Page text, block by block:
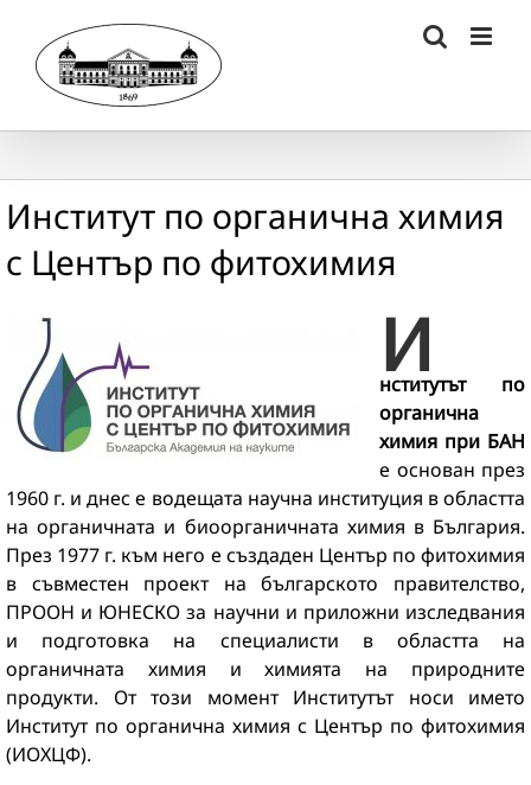
content
Институт по органична химия
с Център по фитохимия
И
нститутът по
органична
химия при БАН
е основан през
1960 г. и днес е водещата научна институция в областта
на органичната и биоорганичната химия в България.
През 1977 г. към него е създаден Център по фитохимия
в съвместен проект на българското правителство,
ПРООН и ЮНЕСКО за научни и приложни изследвания
и подготовка на специалисти в областта на
органичната химия и химията на природните
продукти. От този момент Институтът носи името
Институт по органична химия с Център по фитохимия
(ИОХЦФ).